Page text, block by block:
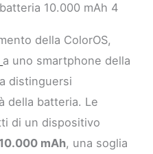
10.000 mAh 4
della ColorOS,
a uno smartphone della
distinguersi
della batteria. Le
di un dispositivo
10.000 mAh, una soglia